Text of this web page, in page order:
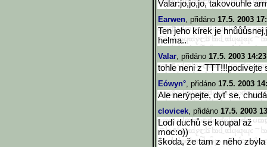
Valar:jo,jo,jo, takovouhle
Earwen, přidáno 17.5. 2003
Ten jeho kírek je
helma..
Valar, přidáno 17.5. 2003
tohle neni z TTT!!!podivejte
Eówyn°, přidáno 17.5. 2003
Ale nerýpejte, dyť se,
clovicek, přidáno 17.5. 2003
Lodi duchů se koupal až
moc:o))
škoda, že tam z něho zbyla